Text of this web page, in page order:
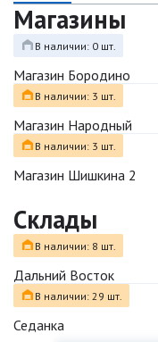
Магазины
В наличии: 0 шт.
Магазин Бородино
В наличии: 3 шт.
Магазин Народный
В наличии: 3 шт.
Магазин Шишкина 2
Склады
В наличии: 8 шт.
Дальний Восток
В наличии: 29 шт.
Седанка